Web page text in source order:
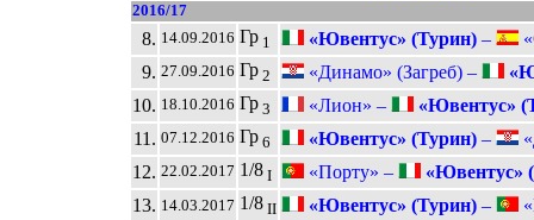
2016/17
8. 14.09.2016 Гр 1 «Ювентус» (Турин) –
9. 27.09.2016 Гр 2 «Динамо» (Загреб) –
10. 18.10.2016 Гр 3 «Лион» –
«Ювентус»
11. 07.12.2016 Гр 6 «Ювентус» (Турин) –
12. 22.02.2017 1/8 I «Порту» –
«Ювентус»
13. 14.03.2017 1/8 II «Ювентус» (Турин) –